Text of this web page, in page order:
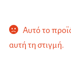
Αυτό το
αυτή τη στιγμή.